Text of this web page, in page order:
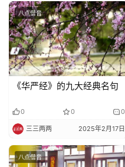
八点僧音
《华严经》的九大经典名句
0 0 0
三三两两 2025年2月17日
八点僧音